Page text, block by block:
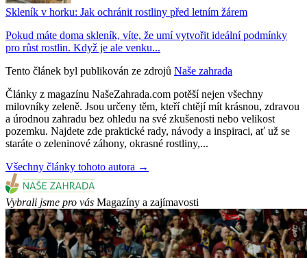
Skleník v horku: Jak ochránit rostliny před letním žárem
Pokud máte doma skleník, víte, že umí vytvořit ideální podmínky
pro růst rostlin. Když je ale venku...
Tento článek byl publikován ze zdrojů Naše zahrada
Články z magazínu NašeZahrada.com potěší nejen všechny
milovníky zeleně. Jsou určeny těm, kteří chtějí mít krásnou, zdravou
a úrodnou zahradu bez ohledu na své zkušenosti nebo velikost
pozemku. Najdete zde praktické rady, návody a inspiraci, ať už se
staráte o zeleninové záhony, okrasné rostliny,...
Všechny články tohoto autora →
Vybrali jsme pro vás Magazíny a zajímavosti